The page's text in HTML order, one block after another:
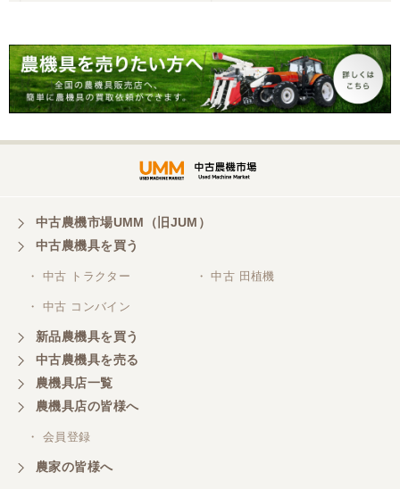
中古農機市場UMM（旧JUM）
中古農機具を買う
・ 中古 トラクター ・ 中古 田植機
・ 中古 コンバイン
新品農機具を買う
中古農機具を売る
農機具店一覧
農機具店の皆様へ
・ 会員登録
農家の皆様へ